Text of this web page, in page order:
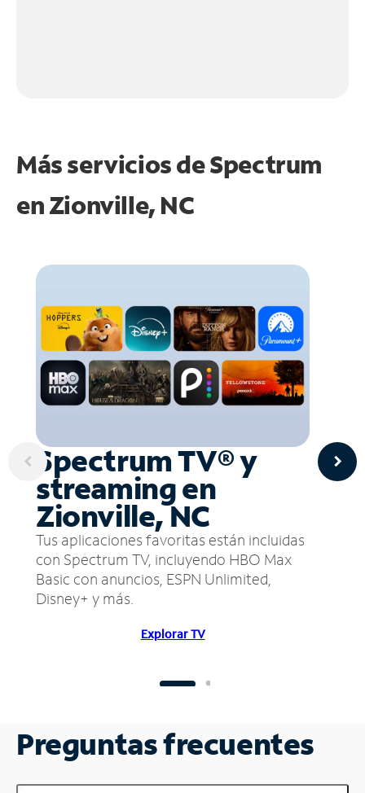
Más servicios de Spectrum
enZionville, NC
Spectrum TV® y
streaming en
Zionville, NC
Tus aplicaciones favoritas están incluidas
con Spectrum TV, incluyendo HBO Max
Basic con anuncios, ESPN Unlimited,
Disney+ y más.
Explorar TV
Preguntas frecuentes